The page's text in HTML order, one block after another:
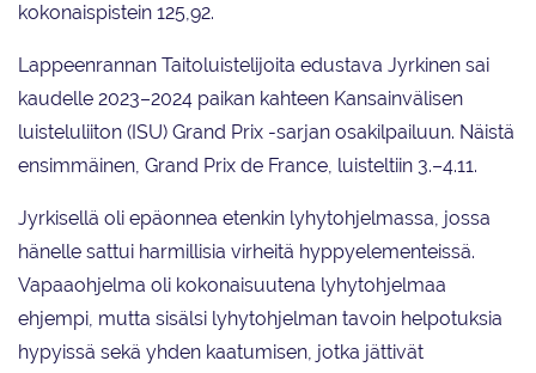
kokonaispistein 125,92.
Lappeenrannan Taitoluistelijoita edustava Jyrkinen sai
kaudelle 2023–2024 paikan kahteen Kansainvälisen
luisteluliiton (ISU) Grand Prix -sarjan osakilpailuun. Näistä
ensimmäinen, Grand Prix de France, luisteltiin 3.–4.11.
Jyrkisellä oli epäonnea etenkin lyhytohjelmassa, jossa
hänelle sattui harmillisia virheitä hyppyelementeissä.
Vapaaohjelma oli kokonaisuutena lyhytohjelmaa
ehjempi, mutta sisälsi lyhytohjelman tavoin helpotuksia
hypyissä sekä yhden kaatumisen, jotka jättivät